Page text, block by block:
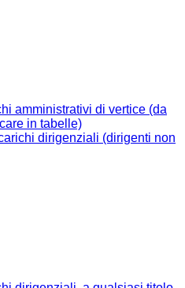
amministrativi di vertice (da
in tabelle)
dirigenziali (dirigenti non